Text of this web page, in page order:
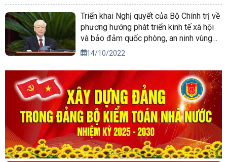
Triển khai Nghị quyết của Bộ Chính trị về
phương hướng phát triển kinh tế xã hội
và bảo đảm quốc phòng, an ninh vùng
Tây Nguyên đến năm 2030, tầm nhìn
14/10/2022